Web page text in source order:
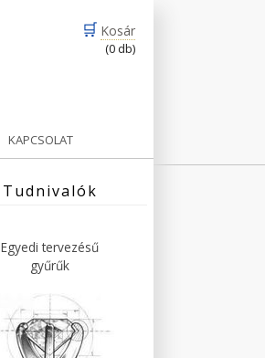
🛒 Kosár
(0 db)
KAPCSOLAT
Tudnivalók
Egyedi tervezésű
gyűrűk